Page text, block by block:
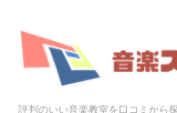
評判のいい音楽教室を口コミから